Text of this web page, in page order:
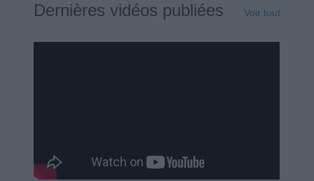
Dernières vidéos publiées Voir tout